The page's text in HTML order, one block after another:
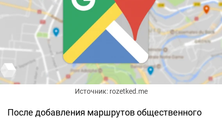
Источник: rozetked.me
После добавления маршрутов общественного